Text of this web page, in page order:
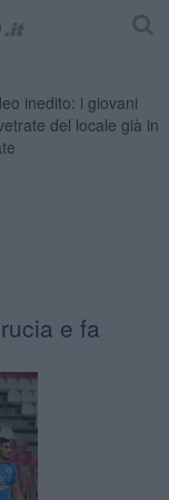
e fa